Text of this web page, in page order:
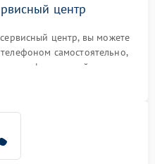
центр
центр, вы можете
самостоятельно,
телефона на сайте